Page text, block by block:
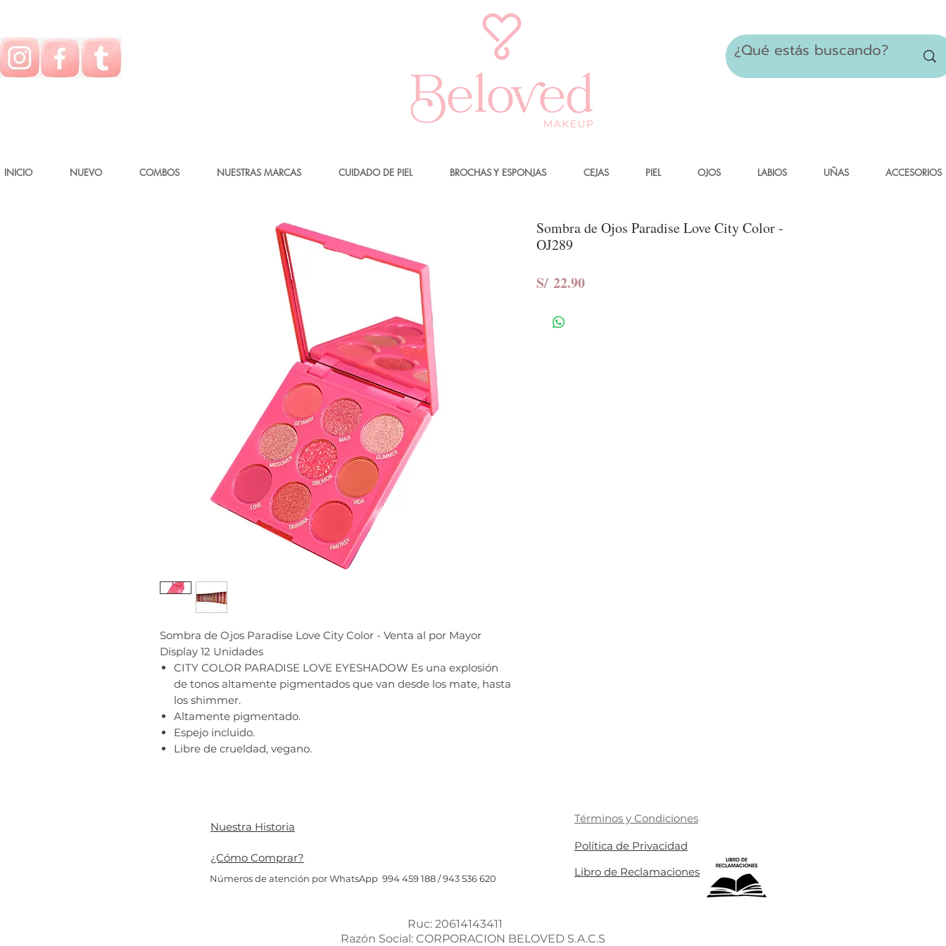
INICIO NUEVO COMBOS NUESTRAS MARCAS CUIDADO DE PIEL BROCHAS Y ESPONJAS CEJAS PIEL OJOS LABIOS UÑAS ACCESORIOS
Sombra de Ojos Paradise Love City Color - Venta al por Mayor
Display 12 Unidades
CITY COLOR PARADISE LOVE EYESHADOW Es una explosión
de tonos altamente pigmentados que van desde los mate, hasta
los shimmer.
Altamente pigmentado.
Espejo incluido.
Libre de crueldad, vegano.
Sombra de Ojos Paradise Love City Color -
OJ289
S/ 22.90Precio
Nuestra Historia
Términos y Condiciones
¿Cómo Comprar?
Libro de Reclamaciones
Ruc: 20614143411
Razón Social: CORPORACION BELOVED S.A.C.S
Política de Privacidad
Números de atención por WhatsApp 994 459 188 / 943 536 620